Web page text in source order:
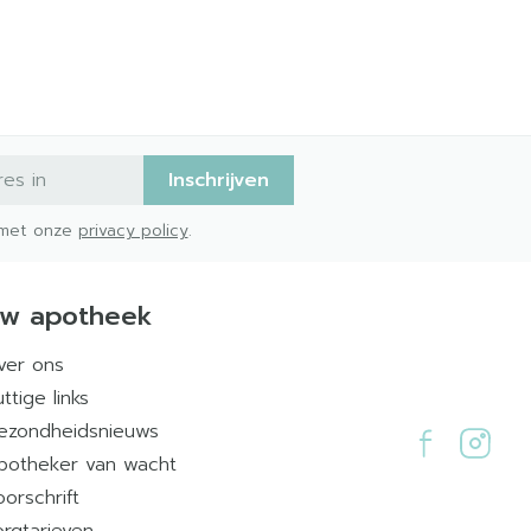
Inschrijven
onze privacy policy.
apotheek
ons
links
van wacht